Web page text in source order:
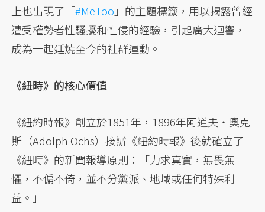
上也出現了「#MeToo 」的主題標籤，用以揭露曾經
遭受權勢者性騷擾和性侵的經驗，引起廣大迴響，
成為一起延燒至今的社群運動。
《紐時》的核心價值
《紐約時報》創立於1851年，1896年阿道夫・奧克
斯（Adolph Ochs）接辦《紐約時報》後就確立了
《紐時》的新聞報導原則：「力求真實，無畏無
懼，不偏不倚，並不分黨派、地域或任何特殊利
益。」